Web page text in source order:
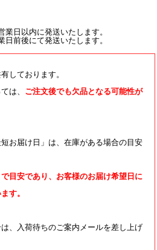
業日以内に発送いたします。
日前後にて発送いたします。
しております。
は、 ご注文後でも欠品となる可能性が
お届け日」は、在庫がある場合の目安
目安であり、お客様のお届け希望日に
す。
、入荷待ちのご案内メールを差し上げ